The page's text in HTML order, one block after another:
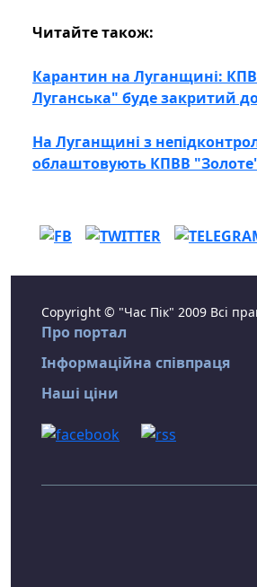
Читайте також:
Карантин на Луганщині:
Луганська" буде закритий
На Луганщині з
облаштовують КПВВ
Copyright © "Час Пік" 2009 Всі
Про портал
Інформаційна співпраця
Наші ціни